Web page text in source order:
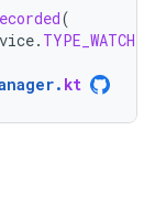
(
. TYPE_WATCH
. kt